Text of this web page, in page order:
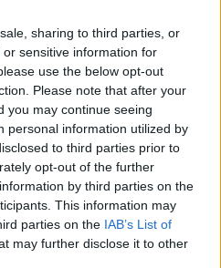
sharing to third parties, or
sensitive information for
use the below opt-out
Please note that after your
you may continue seeing
personal information utilized by
to third parties prior to
opt-out of the further
by third parties on the
This information may
parties on the IAB’s List of
may further disclose it to other
سایز بسیار بزرگ(4,608 x 3,072)
AVIF(169 KB)
WebP(538 KB)
JPEG(1.7 MB)
سایز فوق العاده بزرگ(6,144 x 4,096)